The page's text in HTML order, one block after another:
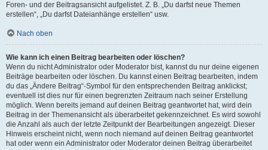
Foren- und der Beitragsansicht aufgelistet. Z. B. „Du darfst neue Themen
erstellen“, „Du darfst Dateianhänge erstellen“ usw.
Nach oben
Wie kann ich einen Beitrag bearbeiten oder löschen?
Wenn du nicht Administrator oder Moderator bist, kannst du nur deine eigenen
Beiträge bearbeiten oder löschen. Du kannst einen Beitrag bearbeiten, indem
du das „Ändere Beitrag“-Symbol für den entsprechenden Beitrag anklickst;
eventuell ist dies nur für einen begrenzten Zeitraum nach seiner Erstellung
möglich. Wenn bereits jemand auf deinen Beitrag geantwortet hat, wird dein
Beitrag in der Themenansicht als überarbeitet gekennzeichnet. Es wird sowohl
die Anzahl als auch der letzte Zeitpunkt der Bearbeitungen angezeigt. Dieser
Hinweis erscheint nicht, wenn noch niemand auf deinen Beitrag geantwortet
hat oder wenn ein Administrator oder Moderator deinen Beitrag überarbeitet